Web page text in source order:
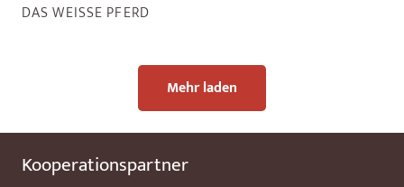
DAS WEISSE PFERD
Mehr laden
Kooperationspartner